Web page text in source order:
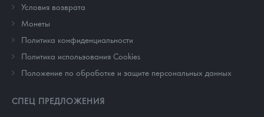
Условия возврата
Монеты
Политика конфиденциальности
Политика использования Cookies
Положение по обработке и защите персональных данных
СПЕЦ ПРЕДЛОЖЕНИЯ